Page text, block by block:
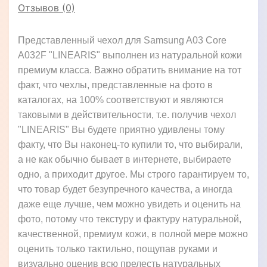
Отзывов (0)
Представленный чехол для Samsung A03 Core
A032F "LINEARIS" выполнен из натуральной кожи
премиум класса. Важно обратить внимание на тот
факт, что чехлы, представленные на фото в
каталогах, на 100% соответствуют и являются
таковыми в действительности, т.е. получив чехол
"LINEARIS" Вы будете приятно удивлены тому
факту, что Вы наконец-то купили то, что выбирали,
а не как обычно бывает в интернете, выбираете
одно, а приходит другое. Мы строго гарантируем то,
что товар будет безупречного качества, а иногда
даже еще лучше, чем можно увидеть и оценить на
фото, потому что текстуру и фактуру натуральной,
качественной, премиум кожи, в полной мере можно
оценить только тактильно, пощупав руками и
визуально оценив всю прелесть натуральных